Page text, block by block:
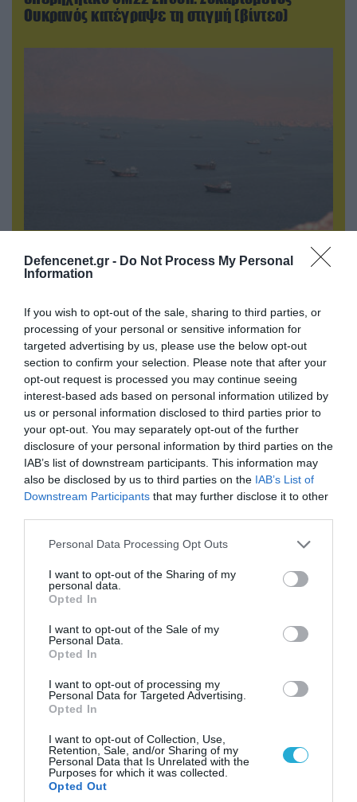
Defencenet.gr - Do Not Process My Personal
Information
If you wish to opt-out of the sale, sharing to third parties, or
processing of your personal or sensitive information for
targeted advertising by us, please use the below opt-out
section to confirm your selection. Please note that after your
opt-out request is processed you may continue seeing
interest-based ads based on personal information utilized by
us or personal information disclosed to third parties prior to
your opt-out. You may separately opt-out of the further
disclosure of your personal information by third parties on the
IAB’s list of downstream participants. This information may
also be disclosed by us to third parties on the IAB’s List of
Downstream Participants that may further disclose it to other
Please note that this website/app uses one or more Google
not limited to your visit or usage behaviour. You may click to
grant or deny consent to Google and its third-party tags to
use your data for below specified purposes in below Google
consent section.
Personal Data Processing Opt Outs
I want to opt-out of the Sharing of my
personal data.
Opted In
I want to opt-out of the Sale of my
Personal Data.
Opted In
I want to opt-out of processing my
Personal Data for Targeted Advertising.
Opted In
I want to opt-out of Collection, Use,
Retention, Sale, and/or Sharing of my
Personal Data that Is Unrelated with the
Purposes for which it was collected.
Opted Out
Ουκρανός κατέγραψε τη στιγμή (βίντεο)
Το Ιράν «παγώνει» τις ΗΠΑ για άνοιγμα των
Στενών του Ορμούζ: «Δίνετε άμεσα 300
Βίντεο: Ρωσική βόμβα FAB-3000 «εξαφανίζει
από τον χάρτη» σημείο διέλευσης των
ουκρανικών δυνάμεων στην Ζαπορίζια